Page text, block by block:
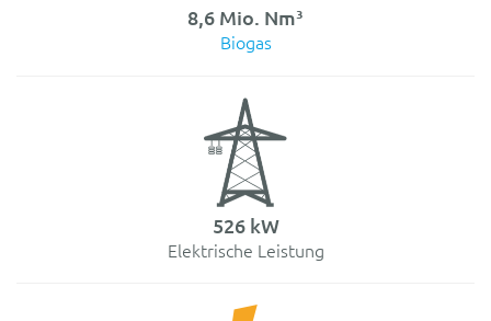
8,6 Mio. Nm³
Biogas
526 kW
Elektrische Leistung